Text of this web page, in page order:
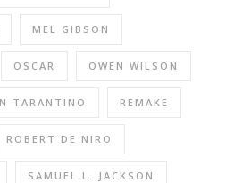
MEL GIBSON
OSCAR OWEN WILSON
TARANTINO REMAKE
ROBERT DE NIRO
SAMUEL L. JACKSON